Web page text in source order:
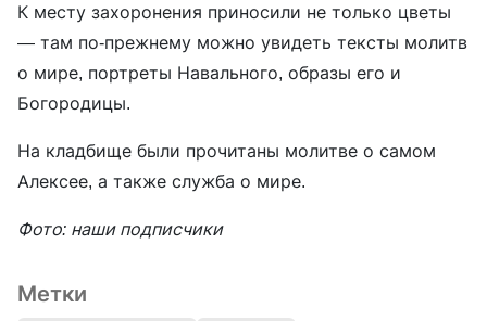
К месту захоронения приносили не только цветы
— там по-прежнему можно увидеть тексты молитв
о мире, портреты Навального, образы его и
Богородицы.
На кладбище были прочитаны молитве о самом
Алексее, а также служба о мире.
Фото: наши подписчики
Метки